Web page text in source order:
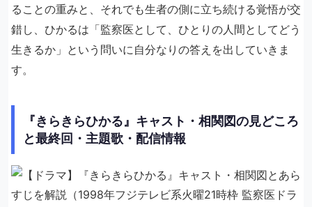
ることの重みと、それでも生者の側に立ち続ける覚悟が交
錯し、ひかるは「監察医として、ひとりの人間としてどう
生きるか」という問いに自分なりの答えを出していきま
す。
『きらきらひかる』キャスト・相関図の見どころ
と最終回・主題歌・配信情報